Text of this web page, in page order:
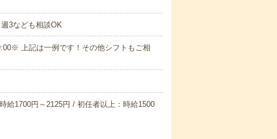
3なども相談OK
上記は一例です！その他シフトもご相
給1700円～2125円 / 初任者以上：時給1500